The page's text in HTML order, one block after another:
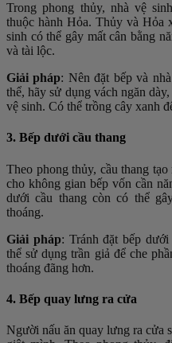
Trong phong thủy, nhà vệ
thuộc hành Hỏa. Thủy và Hỏa
sinh có thể gây mất cân bằng
và tài lộc.
Giải pháp: Nên đặt bếp và
thể, hãy sử dụng vách ngăn
vệ sinh. Có thể trồng cây xanh
3. Bếp dưới cầu thang
Theo phong thủy, cầu thang
cho không gian bếp vốn cần
dưới cầu thang còn có thể
thoáng.
Giải pháp: Tránh đặt bếp
thể sử dụng trần giả để che
thoáng đãng hơn.
4. Bếp quay lưng ra cửa
Người nấu ăn quay lưng ra cửa